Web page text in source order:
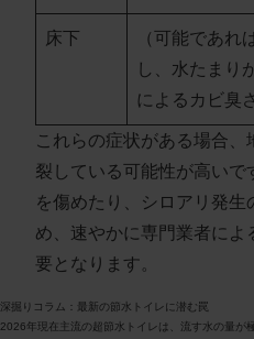
床下
（可能であれ
し、水たまり
によるカビ臭
これらの症状がある場合
裂している可能性が高い
を傷めたり、シロアリ発生
め、速やかに専門業者に
要となります。
深掘りコラム：最新の節水トイレに潜む罠
2026年現在主流の超節水トイレは、流す水の量が